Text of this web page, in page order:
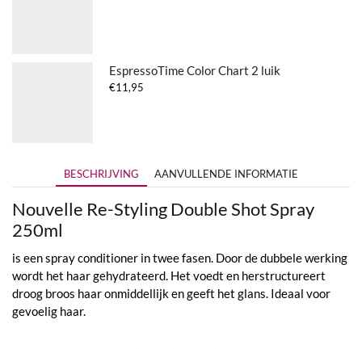
EspressoTime Color Chart 2 luik
€11,95
BESCHRIJVING AANVULLENDE INFORMATIE
Nouvelle Re-Styling Double Shot Spray
250ml
is een spray conditioner in twee fasen. Door de dubbele werking
wordt het haar gehydrateerd. Het voedt en herstructureert
droog broos haar onmiddellijk en geeft het glans. Ideaal voor
gevoelig haar.